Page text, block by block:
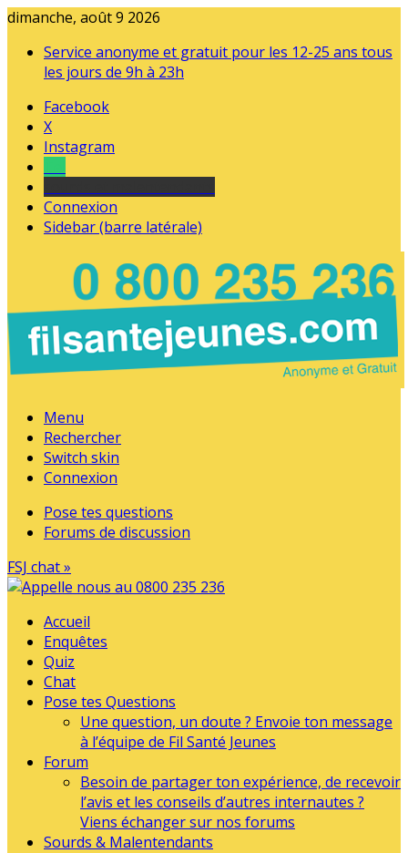
dimanche, août 9 2026
Service anonyme et gratuit pour les 12-25 ans tous
les jours de 9h à 23h
Facebook
X
Instagram
Connexion
Sidebar (barre latérale)
Menu
Rechercher
Switch skin
Connexion
Pose tes questions
Forums de discussion
FSJ chat »
Accueil
Enquêtes
Quiz
Chat
Pose tes Questions
Une question, un doute ? Envoie ton message
à l’équipe de Fil Santé Jeunes
Forum
Besoin de partager ton expérience, de recevoir
l’avis et les conseils d’autres internautes ?
Viens échanger sur nos forums
Sourds & Malentendants